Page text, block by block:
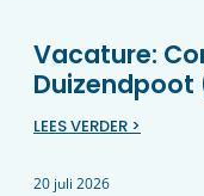
Vacature:
Duizendpoot
LEES VERDER >
20 juli 2026